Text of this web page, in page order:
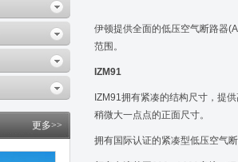
更多>>
伊顿提供全面的低压空气断路器
范围。
IZM91
IZM91拥有紧凑的结构尺寸，提
稍微大一点点的正面尺寸。
拥有国际认证的紧凑型低压空气